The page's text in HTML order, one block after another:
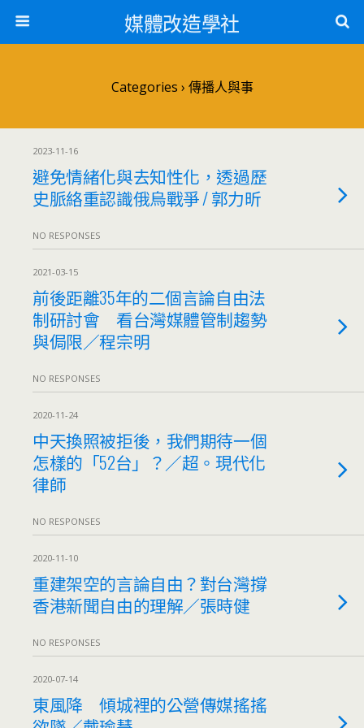
媒體改造學社
Categories › 傳播人與事
2023-11-16
避免情緒化與去知性化，透過歷
史脈絡重認識俄烏戰爭 / 郭力昕
NO RESPONSES
2021-03-15
前後距離35年的二個言論自由法
制研討會 看台灣媒體管制趨勢
與侷限／程宗明
NO RESPONSES
2020-11-24
中天換照被拒後，我們期待一個
怎樣的「52台」？／超。現代化
律師
NO RESPONSES
2020-11-10
重建架空的⾔論⾃由？對台灣撐
香港新聞⾃由的理解／張時健
NO RESPONSES
2020-07-14
東風降 傾城裡的公營傳媒搖搖